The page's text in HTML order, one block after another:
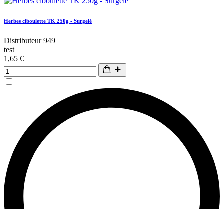
Herbes ciboulette TK 250g - Surgelé
Distributeur 949
test
1,65 €